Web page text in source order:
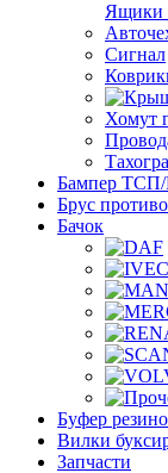
Ящики
Сигнал
Хомут
Бампер ТСП/
Брус
Бачок
Буфер
Вилки
Запчасти